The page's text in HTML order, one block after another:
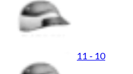
11 - 10